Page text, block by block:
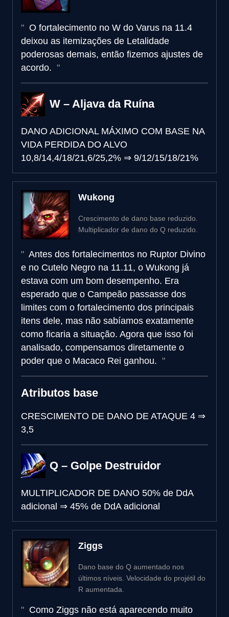
O fortalecimento no W do Varus na 11.4
deixou as itemizações de Letalidade
poderosas demais, então fizemos ajustes de
acordo.
W – Aljava da Ruína
DANO ADICIONAL MÁXIMO COM BASE NA
VIDA PERDIDA DO ALVO
10,8/14,4/18/21,6/25,2% ⇒ 9/12/15/18/21%
Wukong
Crescimento de dano base reduzido.
Multiplicador de dano do Q reduzido.
Antes dos fortalecimentos no Ruptor Divino
e no Cutelo Negro na 11.11, o Wukong já
estava com um bom desempenho. Era
esperado que o Campeão passasse dos
limites com o fortalecimento dos principais
itens dele, mas não sabíamos exatamente
como ficaria a situação. Agora que isso foi
analisado, compensamos diretamente o
poder que o Macaco Rei ganhou.
Atributos base
CRESCIMENTO DE DANO DE ATAQUE 4 ⇒
3,5
Q – Golpe Destruidor
MULTIPLICADOR DE DANO 50% de DdA
adicional ⇒ 45% de DdA adicional
Ziggs
Dano base do Q aumentado nos
últimos níveis. Velocidade do projétil do
R aumentada.
Como Ziggs não está aparecendo muito